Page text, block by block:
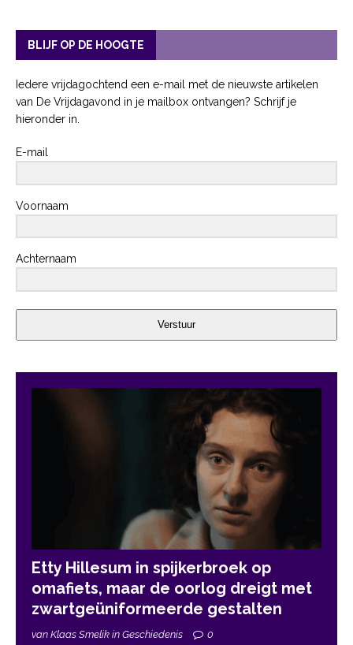
BLIJF OP DE HOOGTE
Iedere vrijdagochtend een e-mail met de nieuwste artikelen
van De Vrijdagavond in je mailbox ontvangen? Schrijf je
hieronder in.
E-mail
Voornaam
Achternaam
Verstuur
Etty Hillesum in spijkerbroek op
omafiets, maar de oorlog dreigt met
zwartgeüniformeerde gestalten
van Klaas Smelik in Geschiedenis 0